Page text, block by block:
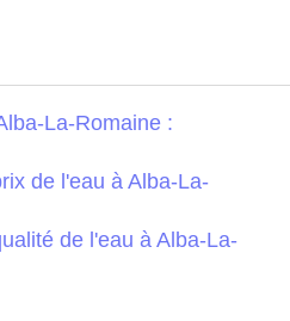
La-Romaine :
de l'eau à Alba-La-
de l'eau à Alba-La-